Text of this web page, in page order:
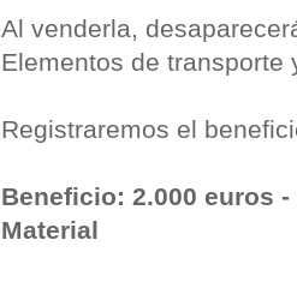
Al venderla,
Elementos de transporte
Registraremos el
Beneficio: 2.000 euros
Material